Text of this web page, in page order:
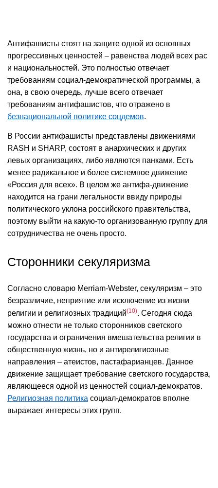
Антифашисты стоят на защите одной из основных
прогрессивных ценностей – равенства людей всех рас
и национальностей. Это полностью отвечает
требованиям социал-демократической программы, а
она, в свою очередь, лучше всего отвечает
требованиям антифашистов, что отражено в
безнациональной политике соцдемов.
В России антифашисты представлены движениями
RASH и SHARP, состоят в анархических и других
левых организациях, либо являются панками. Есть
менее радикальное и более системное движение
«Россия для всех». В целом же антифа-движение
находится на грани легальности ввиду природы
политического уклона российского правительства,
поэтому выйти на какую-то организованную группу для
сотрудничества не очень просто.
Сторонники секуляризма
Согласно словарю Merriam-Webster, секуляризм – это
безразличие, неприятие или исключение из жизни
религии и религиозных традиций 10 . Сегодня сюда
можно отнести не только сторонников светского
государства и ограничения вмешательства религии в
общественную жизнь, но и антирелигиозные
направления – атеистов, пастафарианцев. Данное
движение защищает требование светского государства,
являющееся одной из ценностей социал-демократов.
Религиозная политика социал-демократов вполне
выражает интересы этих групп.